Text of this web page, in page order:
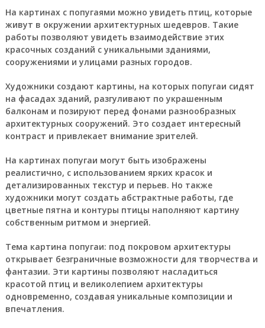
На картинах с попугаями можно увидеть птиц, которые
живут в окружении архитектурных шедевров. Такие
работы позволяют увидеть взаимодействие этих
красочных созданий с уникальными зданиями,
сооружениями и улицами разных городов.
Художники создают картины, на которых попугаи сидят
на фасадах зданий, разгуливают по украшенным
балконам и позируют перед фонами разнообразных
архитектурных сооружений. Это создает интересный
контраст и привлекает внимание зрителей.
На картинах попугаи могут быть изображены
реалистично, с использованием ярких красок и
детализированных текстур и перьев. Но также
художники могут создать абстрактные работы, где
цветные пятна и контуры птицы наполняют картину
собственным ритмом и энергией.
Тема картина попугаи: под покровом архитектуры
открывает безграничные возможности для творчества и
фантазии. Эти картины позволяют насладиться
красотой птиц и великолепием архитектуры
одновременно, создавая уникальные композиции и
впечатления.